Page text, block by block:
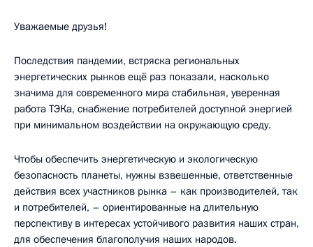
Уважаемые друзья!
Последствия пандемии, встряска региональных
энергетических рынков ещё раз показали, насколько
значима для современного мира стабильная, уверенная
работа ТЭКа, снабжение потребителей доступной энергией
при минимальном воздействии на окружающую среду.
Чтобы обеспечить энергетическую и экологическую
безопасность планеты, нужны взвешенные, ответственные
действия всех участников рынка – как производителей, так
и потребителей, – ориентированные на длительную
перспективу в интересах устойчивого развития наших стран,
для обеспечения благополучия наших народов.